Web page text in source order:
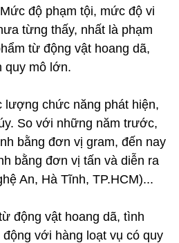
độ phạm tội, mức độ vi
từng thấy, nhất là phạm
từ động vật hoang dã,
quy mô lớn.
lượng chức năng phát hiện,
So với những năm trước,
bằng đơn vị gram, đến nay
bằng đơn vị tấn và diễn ra
An, Hà Tĩnh, TP.HCM)...
động vật hoang dã, tình
với hàng loạt vụ có quy